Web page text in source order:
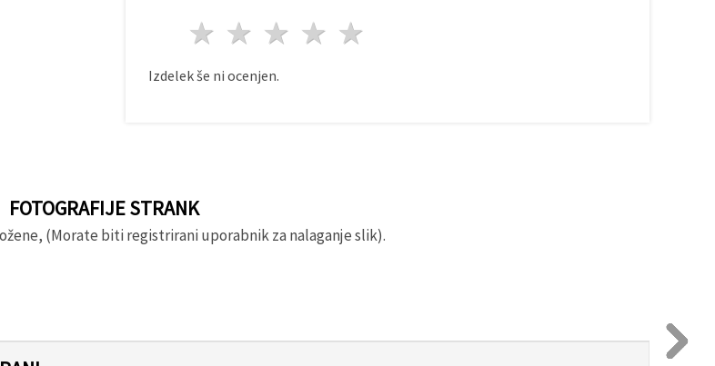
4 zvezde
3 zvezde
2 zvezde
1 zvezda
Izdelek še ni ocenjen.
FOTOGRAFIJE STRANK
(Morate biti registrirani uporabnik za nalaganje slik).